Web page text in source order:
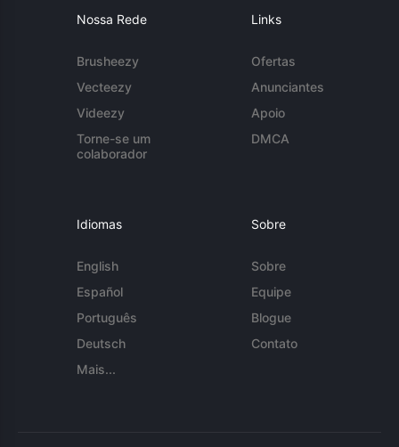
Nossa Rede
Brusheezy
Vecteezy
Videezy
Torne-se um
colaborador
Links
Ofertas
Anunciantes
Apoio
DMCA
Idiomas
English
Español
Português
Deutsch
Mais...
Sobre
Sobre
Equipe
Blogue
Contato